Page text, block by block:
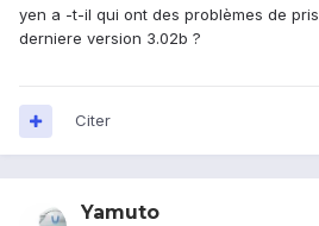
yen a -t-il qui ont des problèmes de
derniere version 3.02b ?
Citer
Yamuto